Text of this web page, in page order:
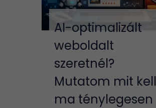
AI-optimalizált
weboldalt
szeretnél?
Mutatom mit kell
ma ténylegesen